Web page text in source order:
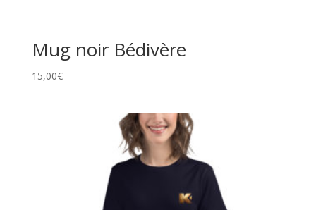
Mug noir Bédivère
15,00€